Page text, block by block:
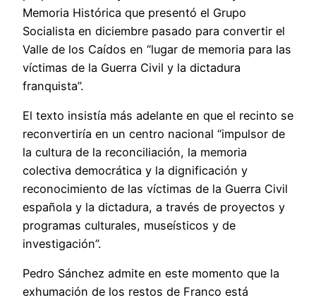
Memoria Histórica que presentó el Grupo
Socialista en diciembre pasado para convertir el
Valle de los Caídos en “lugar de memoria para las
víctimas de la Guerra Civil y la dictadura
franquista”.
El texto insistía más adelante en que el recinto se
reconvertiría en un centro nacional “impulsor de
la cultura de la reconciliación, la memoria
colectiva democrática y la dignificación y
reconocimiento de las víctimas de la Guerra Civil
española y la dictadura, a través de proyectos y
programas culturales, museísticos y de
investigación”.
Pedro Sánchez admite en este momento que la
exhumación de los restos de Franco está